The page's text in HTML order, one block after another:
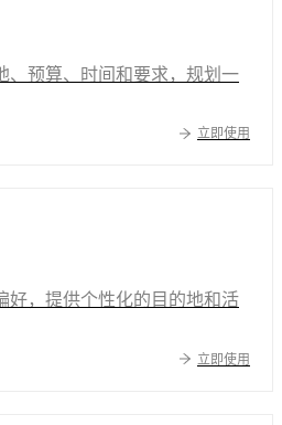
、预算、时间和要求，规划一
立即使用
好，提供个性化的目的地和活
立即使用